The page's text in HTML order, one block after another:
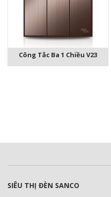
Công Tắc Ba 1 Chiều V23
SIÊU THỊ ĐÈN SANCO